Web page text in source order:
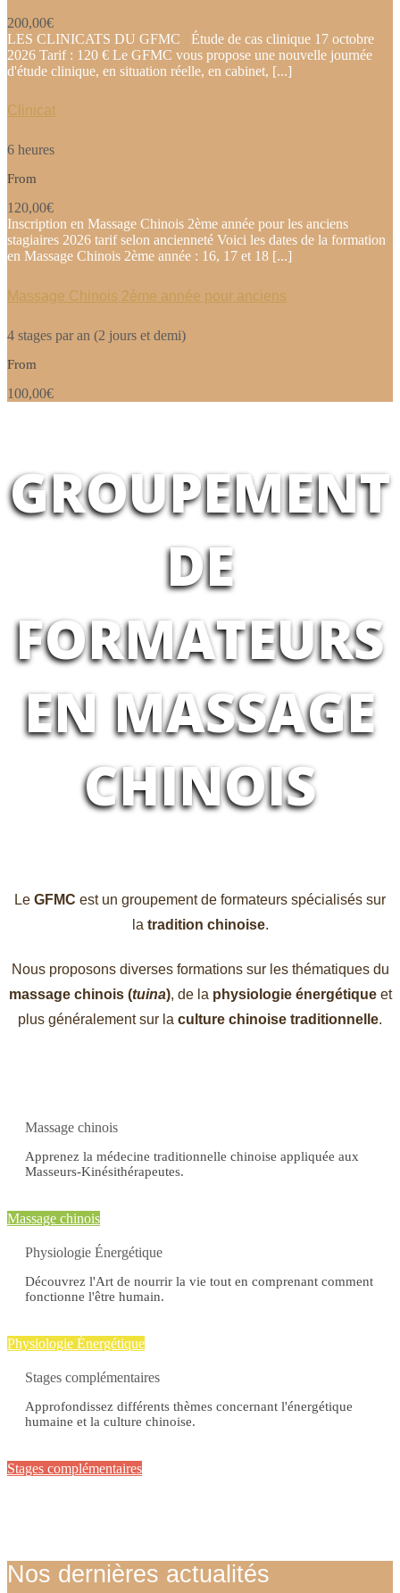
200,00€
LES CLINICATS DU GFMC Étude de cas clinique 17 octobre
2026 Tarif : 120 € Le GFMC vous propose une nouvelle journée
d'étude clinique, en situation réelle, en cabinet, [...]
Clinicat
6 heures
From
120,00€
Inscription en Massage Chinois 2ème année pour les anciens
stagiaires 2026 tarif selon ancienneté Voici les dates de la formation
en Massage Chinois 2ème année : 16, 17 et 18 [...]
Massage Chinois 2ème année pour anciens
4 stages par an (2 jours et demi)
From
100,00€
GROUPEMENT
DE
FORMATEURS
EN MASSAGE
CHINOIS
Le GFMC est un groupement de formateurs spécialisés sur
la tradition chinoise.
Nous proposons diverses formations sur les thématiques du
massage chinois (tuina), de la physiologie énergétiqueet
plus généralement sur la culture chinoise traditionnelle.
Massage chinois
Apprenez la médecine traditionnelle chinoise appliquée aux
Masseurs-Kinésithérapeutes.
Massage chinois
Physiologie Énergétique
Découvrez l'Art de nourrir la vie tout en comprenant comment
fonctionne l'être humain.
Physiologie Énergétique
Stages complémentaires
Approfondissez différents thèmes concernant l'énergétique
humaine et la culture chinoise.
Stages complémentaires
Nos dernières actualités